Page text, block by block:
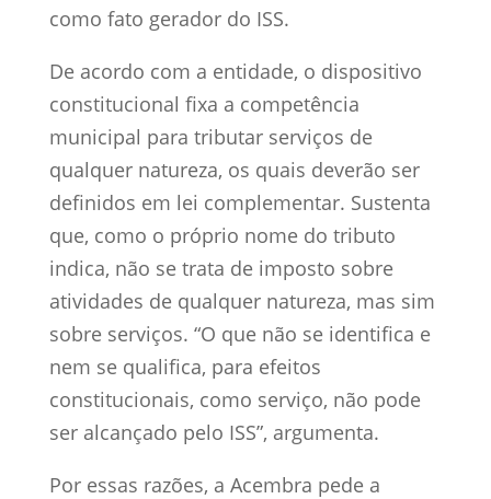
como fato gerador do ISS.
De acordo com a entidade, o dispositivo
constitucional fixa a competência
municipal para tributar serviços de
qualquer natureza, os quais deverão ser
definidos em lei complementar. Sustenta
que, como o próprio nome do tributo
indica, não se trata de imposto sobre
atividades de qualquer natureza, mas sim
sobre serviços. “O que não se identifica e
nem se qualifica, para efeitos
constitucionais, como serviço, não pode
ser alcançado pelo ISS”, argumenta.
Por essas razões, a Acembra pede a